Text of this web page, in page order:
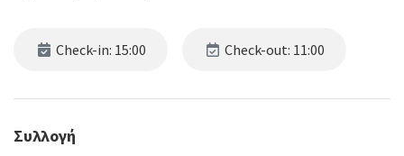
Check-in: 15:00 Check-out: 11:00
Συλλογή